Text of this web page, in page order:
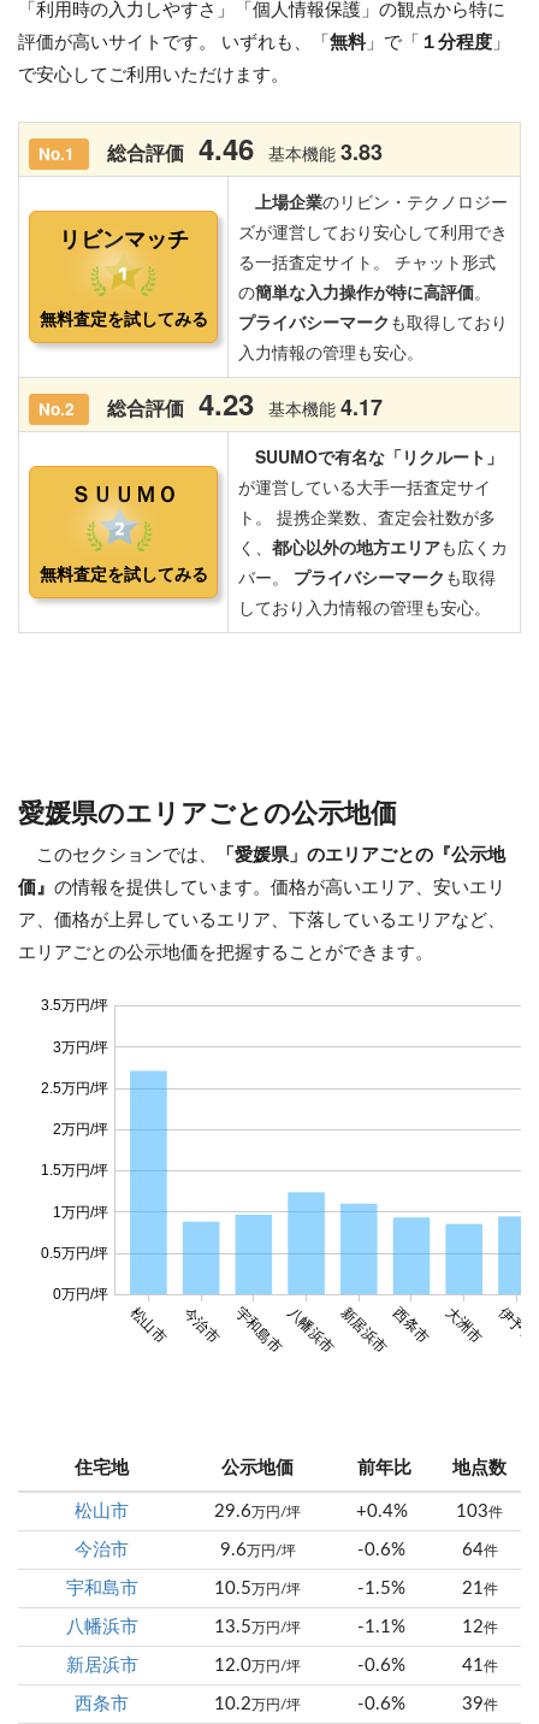
「利用時の入力しやすさ」「個人情報保護」の観点から特に
評価が高いサイトです。 いずれも、「 無料」で「 １分程度 」
で安心してご利用いただけます。
愛媛県のエリアごとの公示地価
このセクションでは、
「愛媛県」のエリアごとの『公示地
価』 の情報を提供しています。価格が高いエリア、安いエリ
ア、価格が上昇しているエリア、下落しているエリアなど、
エリアごとの公示地価を把握することができます。
松山市 今治市 宇和島市八幡浜市新居浜市西条市 大洲市 伊予市
0万円/坪
0.5万円/坪
1万円/坪
1.5万円/坪
2万円/坪
2.5万円/坪
3万円/坪
3.5万円/坪
住宅地 公示地価 前年比 地点数
松山市 29.6万円/坪 +0.4% 103件
今治市 9.6万円/坪 -0.6% 64件
宇和島市 10.5万円/坪 -1.5% 21件
八幡浜市 13.5万円/坪 -1.1% 12件
新居浜市 12.0万円/坪 -0.6% 41件
西条市 10.2万円/坪 -0.6% 39件